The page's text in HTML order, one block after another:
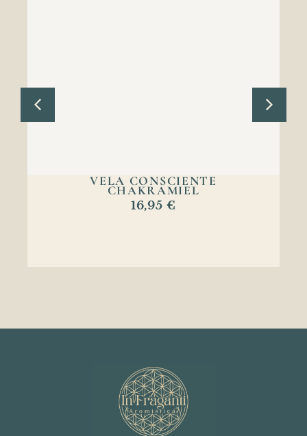
VELA CONSCIENTE
CHAKRAMIEL
16,95€